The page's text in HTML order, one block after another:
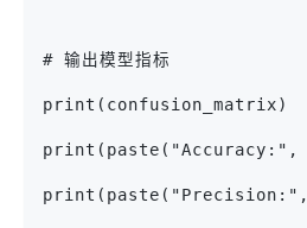
# 输出模型指标
print(confusion_matrix)
print(paste("Accuracy:",